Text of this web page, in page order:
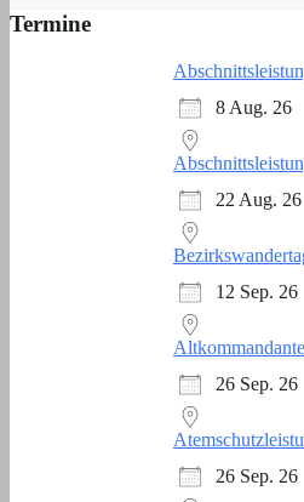
Termine
8 Aug. 26
22 Aug. 26
12 Sep. 26
26 Sep. 26
26 Sep. 26